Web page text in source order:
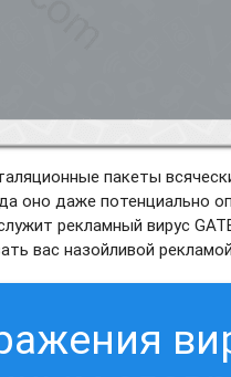
пакеты
оно даже потенциально
рекламный вирус
вас назойливой